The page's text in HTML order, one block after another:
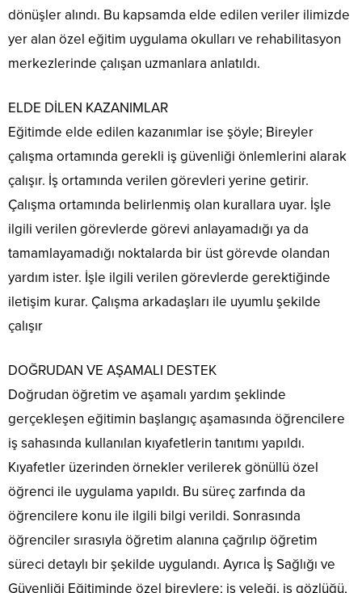
dönüşler alındı. Bu kapsamda elde edilen veriler ilimizde
yer alan özel eğitim uygulama okulları ve rehabilitasyon
merkezlerinde çalışan uzmanlara anlatıldı.
ELDE DİLEN KAZANIMLAR
Eğitimde elde edilen kazanımlar ise şöyle; Bireyler
çalışma ortamında gerekli iş güvenliği önlemlerini alarak
çalışır. İş ortamında verilen görevleri yerine getirir.
Çalışma ortamında belirlenmiş olan kurallara uyar. İşle
ilgili verilen görevlerde görevi anlayamadığı ya da
tamamlayamadığı noktalarda bir üst görevde olandan
yardım ister. İşle ilgili verilen görevlerde gerektiğinde
iletişim kurar. Çalışma arkadaşları ile uyumlu şekilde
çalışır
DOĞRUDAN VE AŞAMALI DESTEK
Doğrudan öğretim ve aşamalı yardım şeklinde
gerçekleşen eğitimin başlangıç aşamasında öğrencilere
iş sahasında kullanılan kıyafetlerin tanıtımı yapıldı.
Kıyafetler üzerinden örnekler verilerek gönüllü özel
öğrenci ile uygulama yapıldı. Bu süreç zarfında da
öğrencilere konu ile ilgili bilgi verildi. Sonrasında
öğrenciler sırasıyla öğretim alanına çağrılıp öğretim
süreci detaylı bir şekilde uygulandı. Ayrıca İş Sağlığı ve
Güvenliği Eğitiminde özel bireylere; iş yeleği, iş gözlüğü,